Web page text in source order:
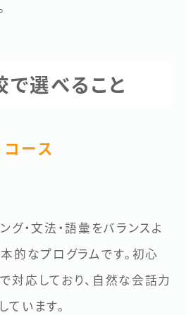
選べること
ース
グ・文法・語彙をバランスよ
的なプログラムです。初心
対応しており、自然な会話力
います。